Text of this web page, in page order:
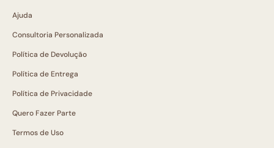
Ajuda
Consultoria Personalizada
Política de Devolução
Política de Entrega
Política de Privacidade
Quero Fazer Parte
Termos de Uso